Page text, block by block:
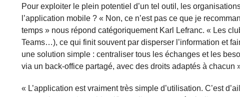
Pour exploiter le plein potentiel d’un tel outil, les
l’application mobile ? « Non, ce n’est pas ce que je
temps » nous répond catégoriquement Karl Lefranc. « Les
Teams…), ce qui finit souvent par disperser l’information et
une solution simple : centraliser tous les échanges et les
via un back-office partagé, avec des droits adaptés à chacun
« L’application est vraiment très simple d’utilisation. C’est